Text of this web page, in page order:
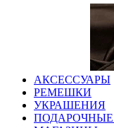
АКСЕССУАРЫ
РЕМЕШКИ
УКРАШЕНИЯ